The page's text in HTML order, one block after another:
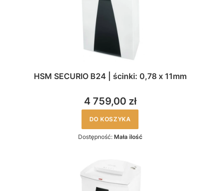
HSM SECURIO B24 | ścinki: 0,78 x 11mm
4 759,00 zł
DO KOSZYKA
Dostępność: Mała ilość